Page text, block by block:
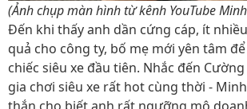
(Ảnh chụp màn hình từ kênh YouTube
Đến khi thấy anh dần cứng cáp, ít
quả cho công ty, bố mẹ mới yên tâm
chiếc siêu xe đầu tiên. Nhắc đến
gia chơi siêu xe rất hot cùng thời -
thắn cho biết anh rất ngưỡng mộ